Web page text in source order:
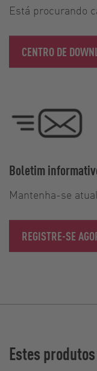
Está procurando
CENTRO DE
Boletim
Mantenha-se
REGISTRE-SE
Estes